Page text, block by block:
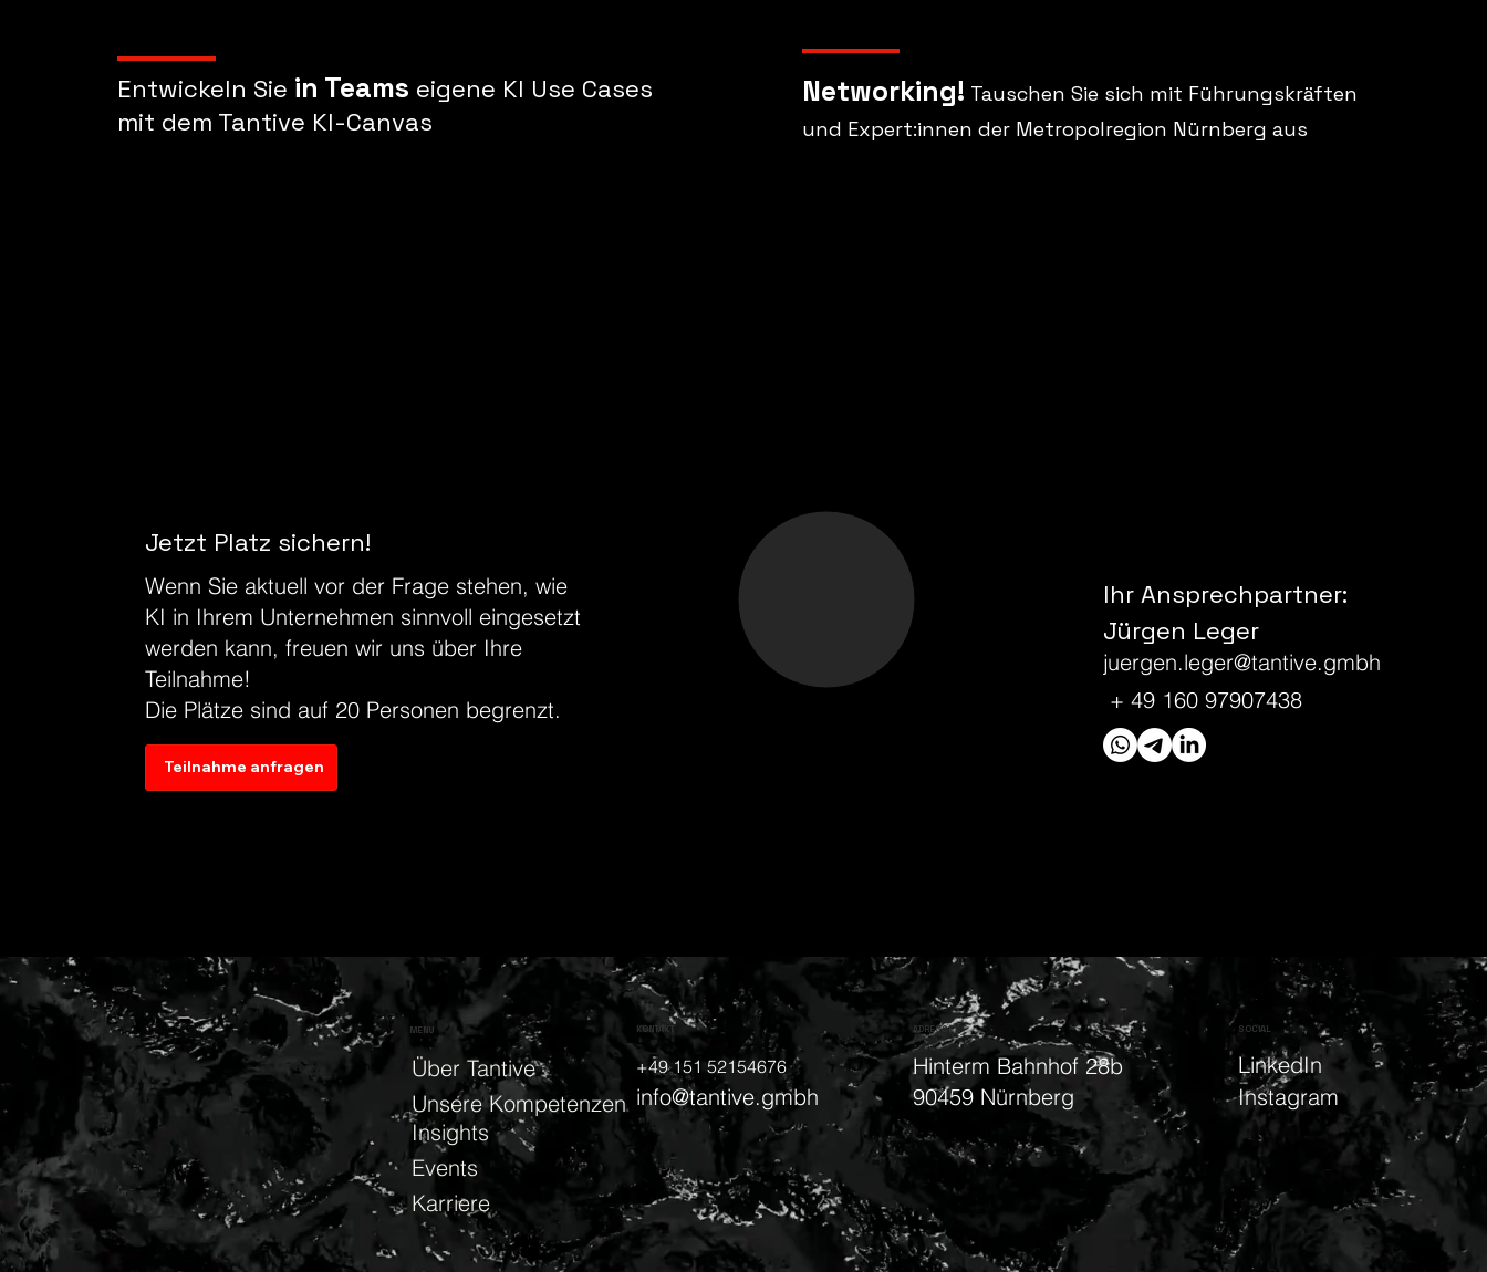
Entwickeln Sie in Teams eigene KI Use Cases
mit dem Tantive KI-Canvas
Networking! Tauschen Sie sich mit Führungskräften
und Expert:innen der Metropolregion Nürnberg aus
Jetzt Platz sichern!
Wenn Sie aktuell vor der Frage stehen, wie
KI in Ihrem Unternehmen sinnvoll eingesetzt
werden kann, freuen wir uns über Ihre
Teilnahme!
Die Plätze sind auf 20 Personen begrenzt.
Teilnahme anfragen
Ihr Ansprechpartner:
Jürgen Leger
juergen.leger@tantive.gmbh
+ 49 160 97907438
MENU
Über Tantive
Unsere Kompetenzen
Insights
Events
Karriere
KONTAKT
+49 151 52154676
info@tantive.gmbh
ADRESSE
Hinterm Bahnhof 28b
90459 Nürnberg
SOCIAL
LinkedIn
Instagram